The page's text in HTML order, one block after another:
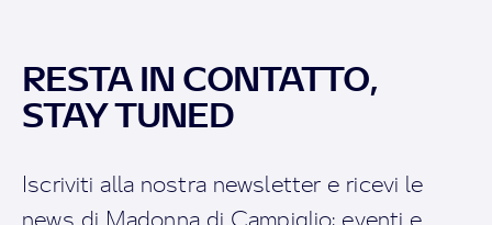
RESTA IN CONTATTO,
STAY TUNED
Iscriviti alla nostra newsletter e ricevi le
news di Madonna di Campiglio: eventi e